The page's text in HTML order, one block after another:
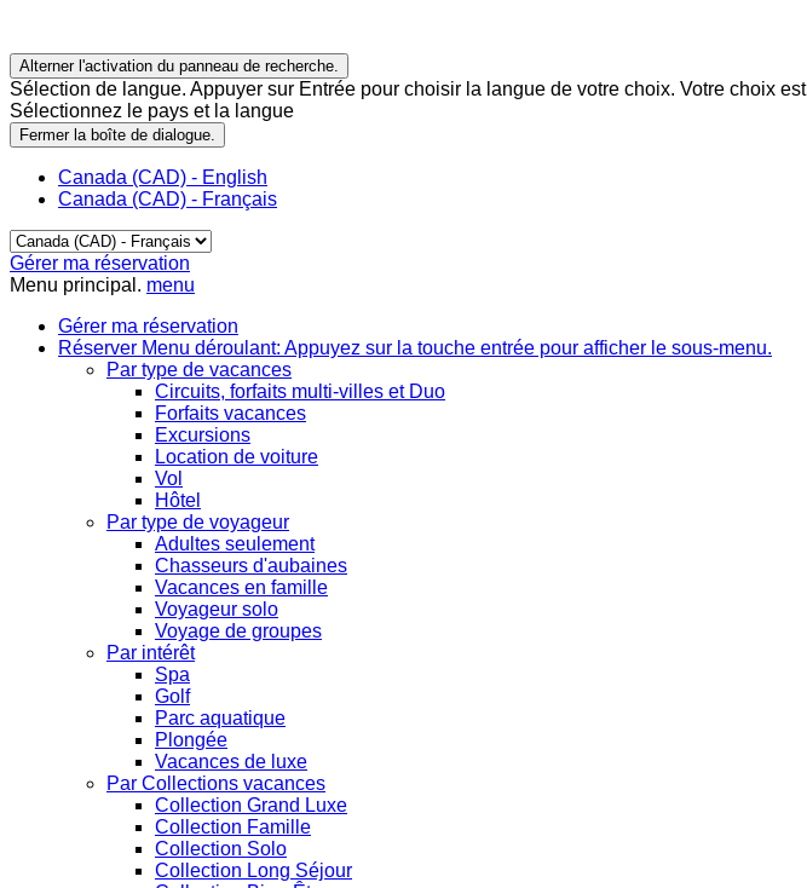
Alterner l'activation du panneau de recherche.
Sélection de langue. Appuyer sur Entrée pour choisir la langue de votre choix. Votre choix est
Sélectionnez le pays et la langue
Fermer la boîte de dialogue.
Canada (CAD) - English
Canada (CAD) - Français
Gérer ma réservation
Menu principal. menu
Gérer ma réservation
Réserver Menu déroulant: Appuyez sur la touche entrée pour afficher le sous-menu.
Par type de vacances
Circuits, forfaits multi-villes et Duo
Forfaits vacances
Excursions
Location de voiture
Vol
Hôtel
Par type de voyageur
Adultes seulement
Chasseurs d'aubaines
Vacances en famille
Voyageur solo
Voyage de groupes
Par intérêt
Spa
Golf
Parc aquatique
Plongée
Vacances de luxe
Par Collections vacances
Collection Grand Luxe
Collection Famille
Collection Solo
Collection Long Séjour